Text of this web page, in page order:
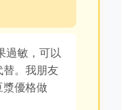
過敏，可以
替。我朋友
漿優格做